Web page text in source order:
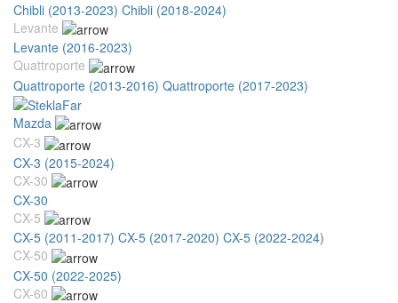
Chibli (2013-2023) Chibli (2018-2024)
Levante
Levante (2016-2023)
Quattroporte
Quattroporte (2013-2016) Quattroporte (2017-2023)
Mazda
CX-3
CX-3 (2015-2024)
CX-30
CX-30
CX-5
CX-5 (2011-2017) CX-5 (2017-2020) CX-5 (2022-2024)
CX-50
CX-50 (2022-2025)
CX-60